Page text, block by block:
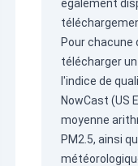
également
Pour chacune
télécharger
l'indice de
NowCast (US
moyenne
PM2.5, ainsi